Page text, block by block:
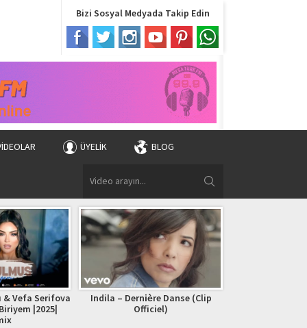
Bizi Sosyal Medyada Takip Edin
ÜYELIK BLOG
& Vefa Serifova
|2025|
Indila – Dernière Danse (Clip
Officiel)